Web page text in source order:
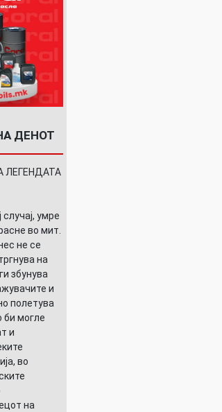
ДЕНОТ
ЛЕГЕНДАТА
случај, умре
во мит.
не се
на
збунува
и
полетува
би могле
и
во
на